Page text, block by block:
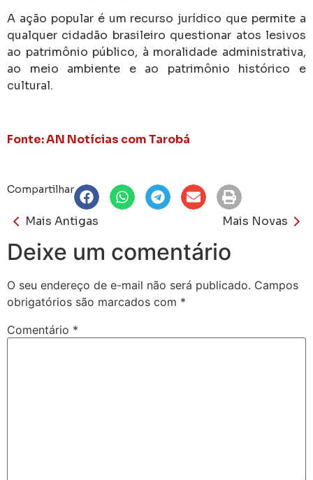
A ação popular é um recurso jurídico que permite a
qualquer cidadão brasileiro questionar atos lesivos
ao patrimônio público, à moralidade administrativa,
ao meio ambiente e ao patrimônio histórico e
cultural.
Fonte: AN Notícias com Tarobá
Compartilhar
Mais Antigas Mais Novas
Deixe um comentário
O seu endereço de e-mail não será publicado. Campos
obrigatórios são marcados com *
Comentário *